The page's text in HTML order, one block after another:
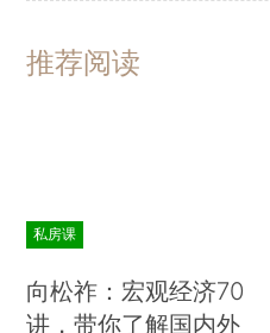
推荐阅读
私房课
向松祚：宏观经济70
讲，带你了解国内外